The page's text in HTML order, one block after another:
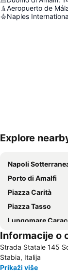
Aeropuerto de
Naples
Explore
Napoli
Porto di Amalfi
Piazza Carità
Piazza Tasso
Lungomare
Ischia Ponte
Porto di Napoli
Porto di Ischia
Informacije o
Strada Statale 145
Stabia, Italija
Prikaži više